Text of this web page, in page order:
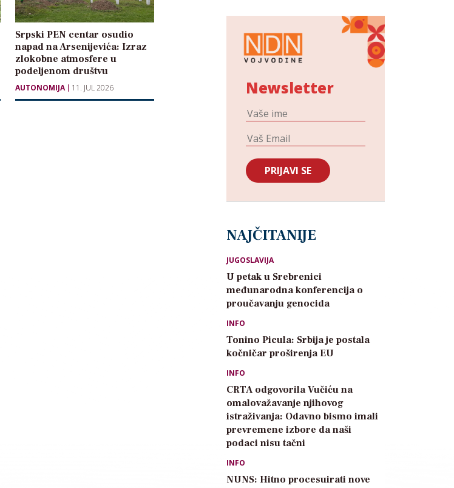
Srpski PEN centar osudio
napad na Arsenijevića: Izraz
zlokobne atmosfere u
podeljenom društvu
AUTONOMIJA 11. JUL 2026 Newsletter
NAJČITANIJE
JUGOSLAVIJA
U petak u Srebrenici
međunarodna konferencija o
proučavanju genocida
INFO
Tonino Picula: Srbija je postala
kočničar proširenja EU
INFO
CRTA odgovorila Vučiću na
omalovažavanje njihovog
istraživanja: Odavno bismo imali
prevremene izbore da naši
podaci nisu tačni
INFO
NUNS: Hitno procesuirati nove